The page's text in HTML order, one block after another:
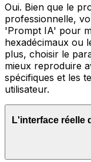
Oui. Bien que le
professionnelle,
'Prompt IA' pour
hexadécimaux ou
plus, choisir le
mieux reproduire
spécifiques et les
utilisateur.
L'interface réelle